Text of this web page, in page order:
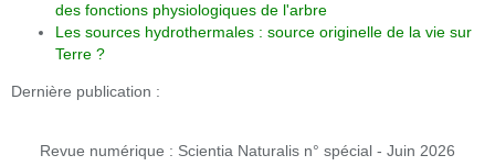
des fonctions physiologiques de l'arbre
Les sources hydrothermales : source originelle de la vie sur
Terre ?
Dernière publication :
Revue numérique : Scientia Naturalis n° spécial - Juin 2026